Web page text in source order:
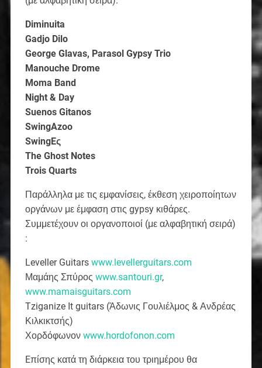
Diminuita
Gadjo Dilo
George Glavas, Parasol Gypsy Trio
Manouche Drome
Moma Band
Night & Day
Suenos Gitanos
SwingAzoo
SwingEς
The Ghost Notes
Trois Quarts
Παράλληλα με τις εμφανίσεις, έκθεση χειροποίητων
οργάνων με έμφαση στις gypsy κιθάρες.
Συμμετέχουν οι οργανοποιοί (με αλφαβητική σειρά)
:
Leveller Guitars www.levellerguitars.com
Μαμάης Σπύρος www.santouri.gr,
www.mamaisguitars.com
Tziganize Ιt guitars (Άδωνις Γουλιέλμος & Ανδρέας
Κιλκικτσής)
Χορδόφωνον www.hordofonon.com
Eπίσης κατά τη διάρκεια του τριημέρου θα